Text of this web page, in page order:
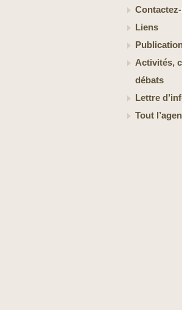
Liens
Activités,
débats
Lettre
Tout